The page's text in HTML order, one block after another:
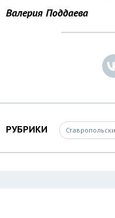
Валерия Поддаева
РУБРИКИ